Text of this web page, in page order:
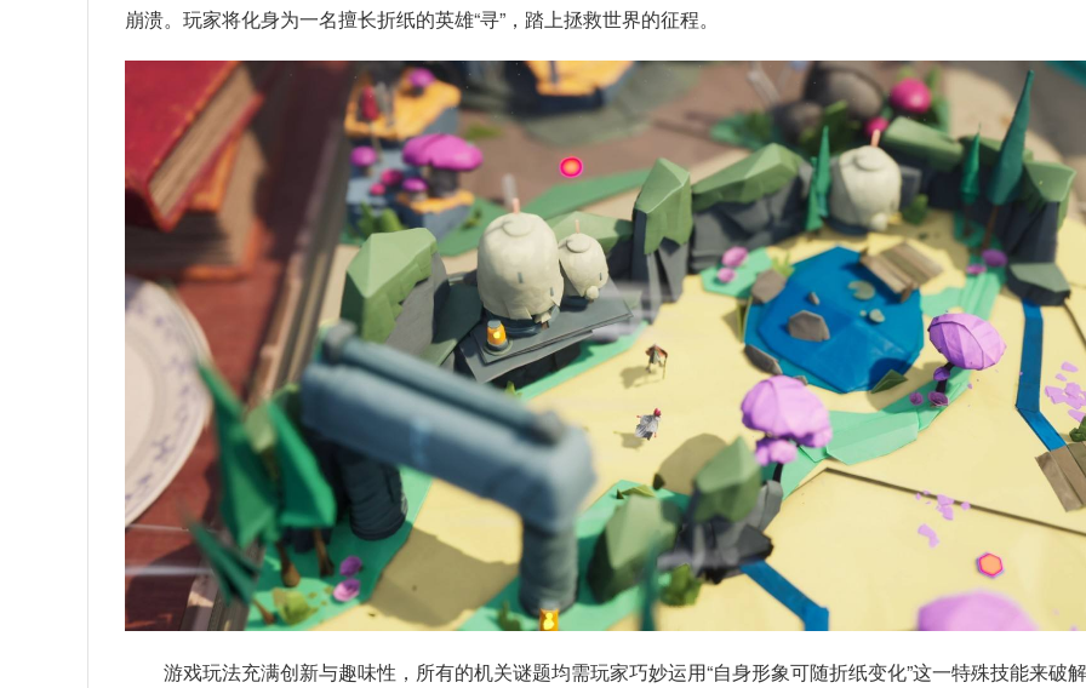
崩溃。玩家将化身为一名擅长折纸的英雄“寻”，踏上拯救世界的征程。
游戏玩法充满创新与趣味性，所有的机关谜题均需玩家巧妙运用“自身形象可随折纸变化”这一特殊技能来破